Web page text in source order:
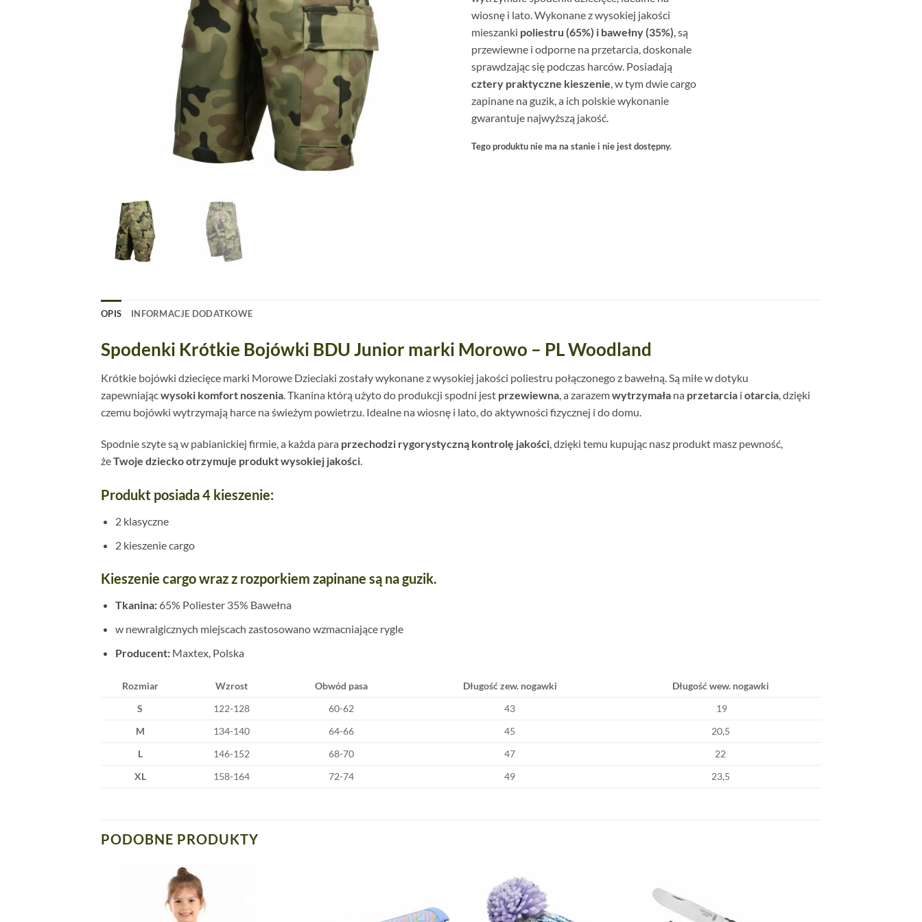
wiosnę i lato. Wykonane z wysokiej jakości
mieszanki poliestru (65%) i bawełny (35%), są
przewiewne i odporne na przetarcia, doskonale
sprawdzając się podczas harców. Posiadają
cztery praktyczne kieszenie, w tym dwie cargo
zapinane na guzik, a ich polskie wykonanie
gwarantuje najwyższą jakość.
Tego produktu nie ma na stanie i nie jest dostępny.
OPIS INFORMACJE DODATKOWE
Spodenki Krótkie Bojówki BDU Junior marki Morowo – PL Woodland
Krótkie bojówki dziecięce marki Morowe Dzieciaki zostały wykonane z wysokiej jakości poliestru połączonego z bawełną. Są miłe w dotyku
zapewniającwysoki komfort noszenia. Tkanina którą użyto do produkcji spodni jest przewiewna, a zarazemwytrzymała na przetarcia i otarcia, dzięki
czemu bojówki wytrzymają harce na świeżym powietrzu. Idealne na wiosnę i lato, do aktywności fizycznej i do domu.
Spodnie szyte są w pabianickiej firmie, a każda para przechodzi rygorystyczną kontrolę jakości, dzięki temu kupując nasz produkt masz pewność,
żeTwoje dziecko otrzymuje produkt wysokiej jakości.
Produkt posiada 4 kieszenie:
2 klasyczne
2 kieszenie cargo
Kieszenie cargo wraz z rozporkiem zapinane są na guzik.
Tkanina:65% Poliester 35% Bawełna
w newralgicznych miejscach zastosowano wzmacniające rygle
Producent: Maxtex, Polska
Rozmiar Wzrost Obwód pasa Długość zew. nogawki
Długość wew. nogawki
S
122-128 60-62 43
19
M
134-140 64-66 45
20,5
L
146-152 68-70 47
22
XL
158-164 72-74 49 23,5
PODOBNE PRODUKTY